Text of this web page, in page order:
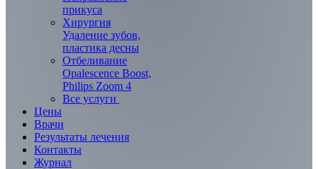
прикуса
Хирургия
Удаление зубов,
пластика десны
Отбеливание
Opalescence Boost,
Philips Zoom 4
Все услуги
Цены
Врачи
Результаты лечения
Контакты
Журнал